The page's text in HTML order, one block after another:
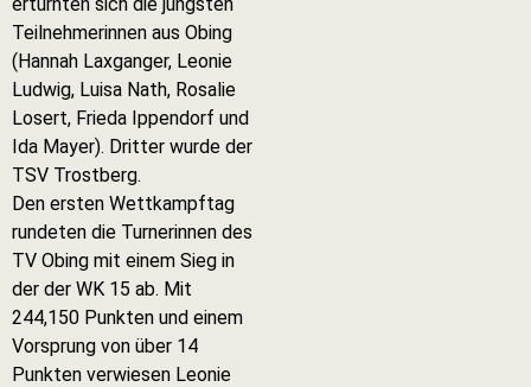
Teilnehmerinnen aus Obing
(Hannah Laxganger, Leonie
Ludwig, Luisa Nath, Rosalie
Losert, Frieda Ippendorf und
Ida Mayer). Dritter wurde der
TSV Trostberg.
Den ersten Wettkampftag
rundeten die Turnerinnen des
TV Obing mit einem Sieg in
der der WK 15 ab. Mit
244,150 Punkten und einem
Vorsprung von über 14
Punkten verwiesen Leonie